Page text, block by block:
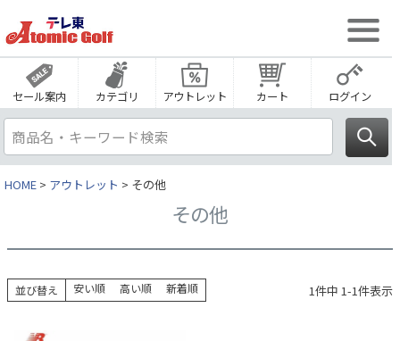
セール案内 カテゴリ アウトレット カート ログイン
HOME アウトレット その他
その他
並び替え 安い順 高い順 新着順 1件中 1-1件表示